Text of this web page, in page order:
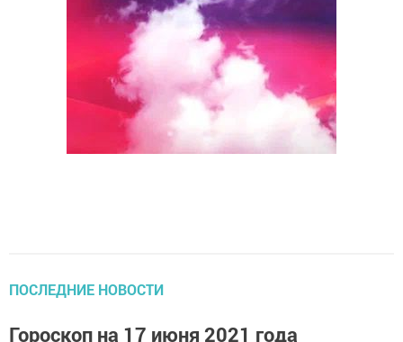
ПОСЛЕДНИЕ НОВОСТИ
Гороскоп на 17 июня 2021 года